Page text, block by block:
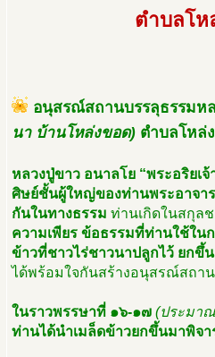
ตำบลโห
อนุสรณ์สถานบรรลุธรรมห
นา บ้านโหล่งขอด) ตำบลโหล่
หลวงปู่ขาว อนาลโย “พระอริยเ
ศิษย์ชั้นผู้ใหญ่ของท่านพระอาจา
กันในทางธรรม ท่านเกิดในสกุล
ความเพียร ข้อธรรมที่ท่านใช้ใน
ข้าวที่ชาวไร่ชาวนาปลูกไว้ ยกขึ้
ได้พร้อมใจกันสร้างอนุสรณ์สถา
ในราวพรรษาที่ ๑๖-๑๗ (ประมา
ท่านได้นำเมล็ดข้าวยกขึ้นมาพิจ